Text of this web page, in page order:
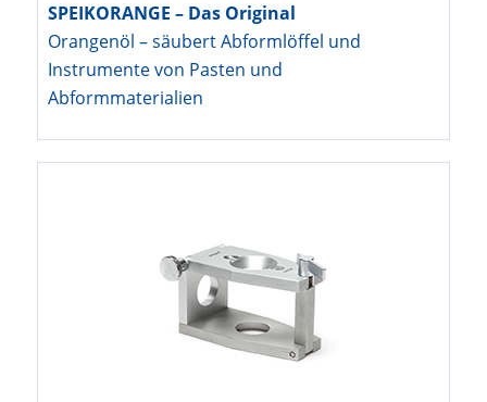
SPEIKORANGE – Das Original
Orangenöl – säubert Abformlöffel und
Instrumente von Pasten und
Abformmaterialien